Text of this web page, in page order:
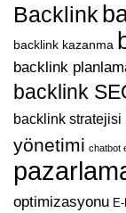
Backlink
backlink kazanma
backlink
backlink
backlink stratejisi
yönetimi chatbot
optimizasyonu